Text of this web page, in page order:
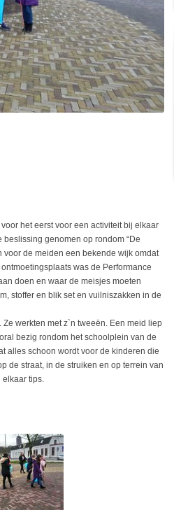
het eerst voor een activiteit bij elkaar
genomen op rondom “De
voor de meiden een bekende wijk omdat
was de Performance
doen en waar de meisjes moeten
stoffer en blik set en vuilniszakken in de
werkten met z`n tweeën. Een meid liep
bezig rondom het schoolplein van de
alles schoon wordt voor de kinderen die
de straat, in de struiken en op terrein van
tips.